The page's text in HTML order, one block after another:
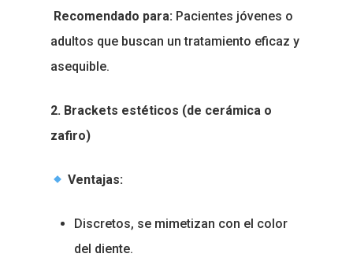
Recomendado para: Pacientes jóvenes o
adultos que buscan un tratamiento eficaz y
asequible.
2. Brackets estéticos (de cerámica o
zafiro)
Ventajas:
Discretos, se mimetizan con el color
del diente.